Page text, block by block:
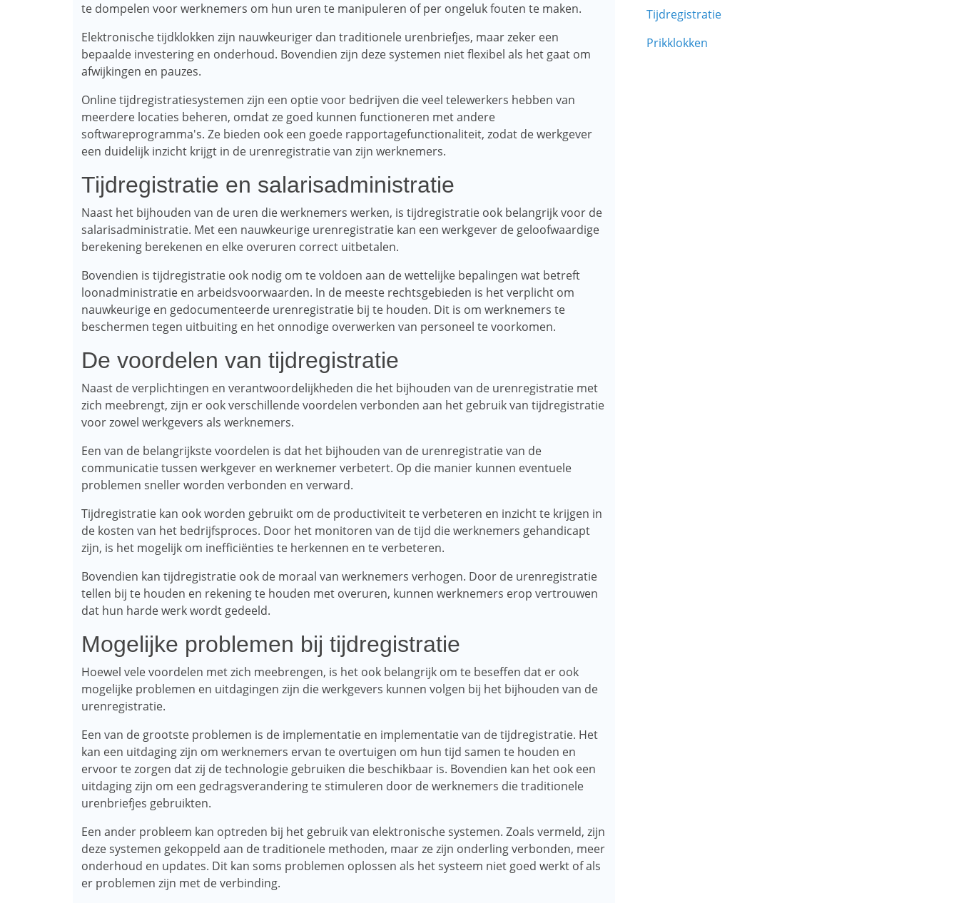
te dompelen voor werknemers om hun uren te manipuleren of per ongeluk fouten te maken.
Elektronische tijdklokken zijn nauwkeuriger dan traditionele urenbriefjes, maar zeker een
bepaalde investering en onderhoud. Bovendien zijn deze systemen niet flexibel als het gaat om
afwijkingen en pauzes.
Online tijdregistratiesystemen zijn een optie voor bedrijven die veel telewerkers hebben van
meerdere locaties beheren, omdat ze goed kunnen functioneren met andere
softwareprogramma's. Ze bieden ook een goede rapportagefunctionaliteit, zodat de werkgever
een duidelijk inzicht krijgt in de urenregistratie van zijn werknemers.
Tijdregistratie en salarisadministratie
Naast het bijhouden van de uren die werknemers werken, is tijdregistratie ook belangrijk voor de
salarisadministratie. Met een nauwkeurige urenregistratie kan een werkgever de geloofwaardige
berekening berekenen en elke overuren correct uitbetalen.
Bovendien is tijdregistratie ook nodig om te voldoen aan de wettelijke bepalingen wat betreft
loonadministratie en arbeidsvoorwaarden. In de meeste rechtsgebieden is het verplicht om
nauwkeurige en gedocumenteerde urenregistratie bij te houden. Dit is om werknemers te
beschermen tegen uitbuiting en het onnodige overwerken van personeel te voorkomen.
De voordelen van tijdregistratie
Naast de verplichtingen en verantwoordelijkheden die het bijhouden van de urenregistratie met
zich meebrengt, zijn er ook verschillende voordelen verbonden aan het gebruik van tijdregistratie
voor zowel werkgevers als werknemers.
Een van de belangrijkste voordelen is dat het bijhouden van de urenregistratie van de
communicatie tussen werkgever en werknemer verbetert. Op die manier kunnen eventuele
problemen sneller worden verbonden en verward.
Tijdregistratie kan ook worden gebruikt om de productiviteit te verbeteren en inzicht te krijgen in
de kosten van het bedrijfsproces. Door het monitoren van de tijd die werknemers gehandicapt
zijn, is het mogelijk om inefficiënties te herkennen en te verbeteren.
Bovendien kan tijdregistratie ook de moraal van werknemers verhogen. Door de urenregistratie
tellen bij te houden en rekening te houden met overuren, kunnen werknemers erop vertrouwen
dat hun harde werk wordt gedeeld.
Mogelijke problemen bij tijdregistratie
Hoewel vele voordelen met zich meebrengen, is het ook belangrijk om te beseffen dat er ook
mogelijke problemen en uitdagingen zijn die werkgevers kunnen volgen bij het bijhouden van de
urenregistratie.
Een van de grootste problemen is de implementatie en implementatie van de tijdregistratie. Het
kan een uitdaging zijn om werknemers ervan te overtuigen om hun tijd samen te houden en
ervoor te zorgen dat zij de technologie gebruiken die beschikbaar is. Bovendien kan het ook een
uitdaging zijn om een ​​gedragsverandering te stimuleren door de werknemers die traditionele
urenbriefjes gebruikten.
Een ander probleem kan optreden bij het gebruik van elektronische systemen. Zoals vermeld, zijn
deze systemen gekoppeld aan de traditionele methoden, maar ze zijn onderling verbonden, meer
onderhoud en updates. Dit kan soms problemen oplossen als het systeem niet goed werkt of als
er problemen zijn met de verbinding.
Tijdregistratie
Prikklokken